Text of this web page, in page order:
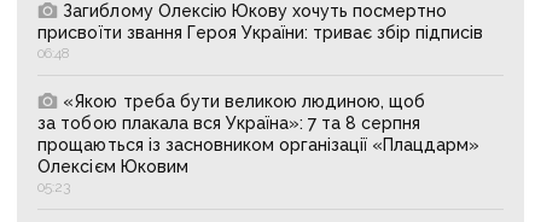
Загиблому Олексію Юкову хочуть посмертно
присвоїти звання Героя України: триває збір підписів
06:48
«Якою треба бути великою людиною, щоб
за тобою плакала вся Україна»: 7 та 8 серпня
прощаються із засновником організації «Плацдарм»
Олексієм Юковим
05:23